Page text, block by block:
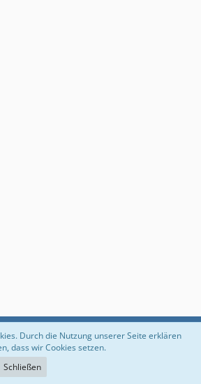
Impressum
Software:
Durch die Nutzung unserer Seite erklären
dass wir Cookies setzen.
Schließen